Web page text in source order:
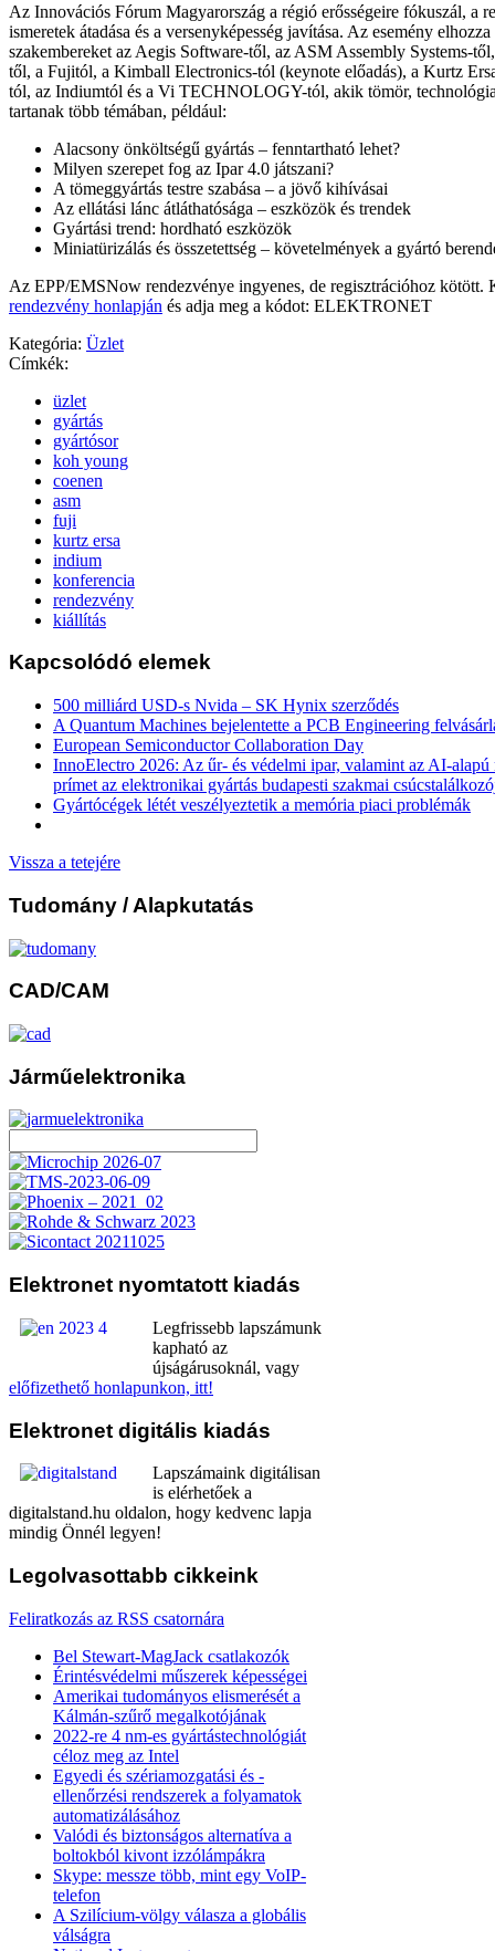
Az Innovációs Fórum Magyarország a régió erősségeire fókuszál, a
ismeretek átadása és a versenyképesség javítása. Az esemény
szakembereket az Aegis Software-től, az ASM Assembly Systems-
től, a Fujitól, a Kimball Electronics-tól (keynote előadás), a Kurtz
tól, az Indiumtól és a Vi TECHNOLOGY-tól, akik tömör,
tartanak több témában, például:
Alacsony önköltségű gyártás – fenntartható lehet?
Milyen szerepet fog az Ipar 4.0 játszani?
A tömeggyártás testre szabása – a jövő kihívásai
Az ellátási lánc átláthatósága – eszközök és trendek
Gyártási trend: hordható eszközök
Miniatürizálás és összetettség – követelmények a gyártó
Az EPP/EMSNow rendezvénye ingyenes, de regisztrációhoz
rendezvény honlapján és adja meg a kódot: ELEKTRONET
Kategória: Üzlet
Címkék:
üzlet
gyártás
gyártósor
koh young
coenen
asm
fuji
kurtz ersa
indium
konferencia
rendezvény
kiállítás
Kapcsolódó elemek
500 milliárd USD-s Nvida – SK Hynix szerződés
A Quantum Machines bejelentette a PCB Engineering
European Semiconductor Collaboration Day
InnoElectro 2026: Az űr- és védelmi ipar, valamint az AI-alapú
prímet az elektronikai gyártás budapesti szakmai
Gyártócégek létét veszélyeztetik a memória piaci problémák
Vissza a tetejére
Tudomány / Alapkutatás
CAD/CAM
Járműelektronika
Elektronet nyomtatott kiadás
Legfrissebb lapszámunk
kapható az
újságárusoknál, vagy
előfizethető honlapunkon, itt!
Elektronet digitális kiadás
Lapszámaink digitálisan
is elérhetőek a
digitalstand.hu oldalon, hogy kedvenc lapja
mindig Önnél legyen!
Legolvasottabb cikkeink
Feliratkozás az RSS csatornára
Bel Stewart-MagJack csatlakozók
Érintésvédelmi műszerek képességei
Amerikai tudományos elismerését a
Kálmán-szűrő megalkotójának
2022-re 4 nm-es gyártástechnológiát
céloz meg az Intel
Egyedi és szériamozgatási és -
ellenőrzési rendszerek a folyamatok
automatizálásához
Valódi és biztonságos alternatíva a
boltokból kivont izzólámpákra
Skype: messze több, mint egy VoIP-
telefon
A Szilícium-völgy válasza a globális
válságra